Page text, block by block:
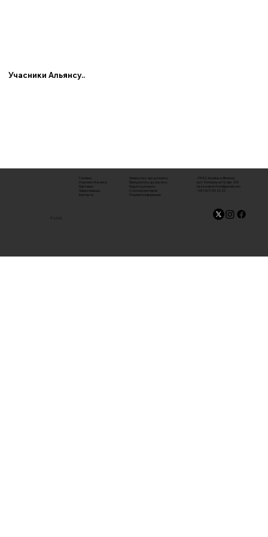
Учасники Альянсу..
Головна
Учасники Альянсу
Партнери
Наша команда
Контакти
Звернутись про допомогу
Приєднатись до альянсу
Надати допомогу
Стати волонтером
Отримати інформацію
21032, Україна, м. Вінниця,
вул. Театральна 14, офіс 205
bezkordoniv.fond@gmail.com
+38 (067) 101 23 23